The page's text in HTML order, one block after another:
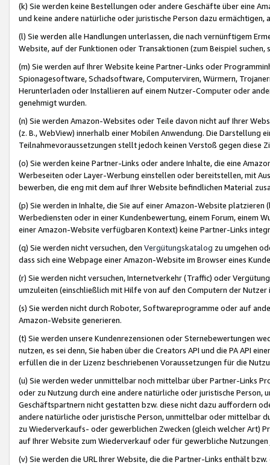
(k) Sie werden keine Bestellungen oder andere Geschäfte über eine
und keine andere natürliche oder juristische Person dazu
(l) Sie werden alle Handlungen unterlassen, die nach vernünftigem
Website, auf der Funktionen oder Transaktionen (zum Beispiel
(m) Sie werden auf Ihrer Website keine Partner-Links oder
Spionagesoftware, Schadsoftware, Computerviren, Würmern,
Herunterladen oder Installieren auf einem Nutzer-Computer oder
genehmigt wurden.
(n) Sie werden Amazon-Websites oder Teile davon nicht auf Ihrer
(z. B., WebView) innerhalb einer Mobilen Anwendung. Die Darstellung
Teilnahmevoraussetzungen stellt jedoch keinen Verstoß gegen diese
(o) Sie werden keine Partner-Links oder andere Inhalte, die eine
Werbeseiten oder Layer-Werbung einstellen oder bereitstellen, mit
bewerben, die eng mit dem auf Ihrer Website befindlichen Material
(p) Sie werden in Inhalte, die Sie auf einer Amazon-Website
Werbediensten oder in einer Kundenbewertung, einem Forum, einem
einer Amazon-Website verfügbaren Kontext) keine Partner-Links
(q) Sie werden nicht versuchen, den Vergütungskatalog zu umgehen
dass sich eine Webpage einer Amazon-Website im Browser eines
(r) Sie werden nicht versuchen, Internetverkehr (Traffic) oder
umzuleiten (einschließlich mit Hilfe von auf den Computern der
(s) Sie werden nicht durch Roboter, Softwareprogramme oder auf
Amazon-Website generieren.
(t) Sie werden unsere Kundenrezensionen oder Sternebewertungen
nutzen, es sei denn, Sie haben über die Creators API und die PA API
erfüllen die in der Lizenz beschriebenen Voraussetzungen für die
(u) Sie werden weder unmittelbar noch mittelbar über Partner-Links
oder zu Nutzung durch eine andere natürliche oder juristische
Geschäftspartnern nicht gestatten bzw. diese nicht dazu auffordern
andere natürliche oder juristische Person, unmittelbar oder mittelbar
zu Wiederverkaufs- oder gewerblichen Zwecken (gleich welcher Art)
auf Ihrer Website zum Wiederverkauf oder für gewerbliche
(v) Sie werden die URL Ihrer Website, die die Partner-Links enthält